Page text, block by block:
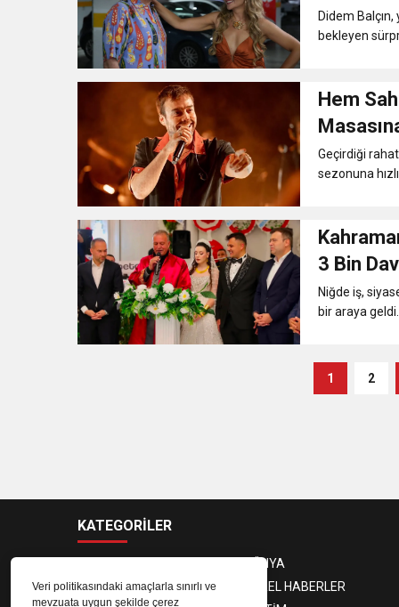
Veri politikasındaki amaçlarla sınırlı ve
mevzuata uygun şekilde çerez
Didem
bekleyen
Hem Sahnede
Geçirdiği
sezonuna
3 Bin
Niğde iş,
bir araya geldi....
1 2
KATEGORİLER
DÜNYA
GÜNDEM
YEREL HABERLER